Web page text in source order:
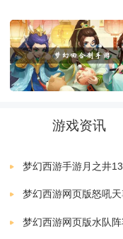
外观惊艳战力狂飙
开启，潜能爆发扭转
封妖玩法，迭代焕
玩法焕新乐趣升级
盛夏PK，酣战不休
全民PK高潮迭起，
v1.427.0 1.92 MB
梦幻西游小米版
v1.310.0 1.10 MB
v1.310.0 1.27 MB
梦幻西游网页版
梦幻西游手游百
游戏资讯